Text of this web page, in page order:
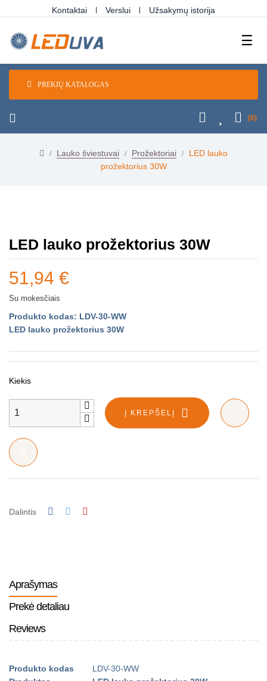
Kontaktai Verslui Užsakymų istorija
☰
PREKIŲ KATALOGAS
(0)
Lauko šviestuvai Prožektoriai
LED lauko
prožektorius 30W
LED lauko prožektorius 30W
51,94 €
Su mokesčiais
Produkto kodas: LDV-30-WW
LED lauko prožektorius 30W
Kiekis
Į KREPŠELĮ
Dalintis
Aprašymas
Prekė detaliau
Reviews
Produkto kodas
LDV-30-WW